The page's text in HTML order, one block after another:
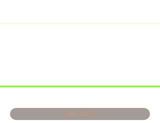
お問い合わせ